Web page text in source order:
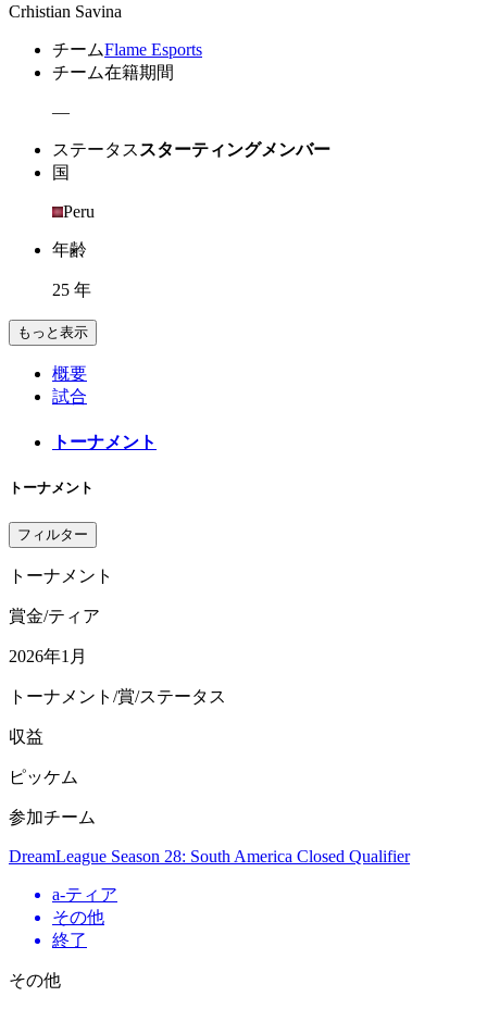
Crhistian Savina
チームFlame Esports
チーム在籍期間
—
ステータス スターティングメンバー
国
Peru
年齢
25 年
もっと表示
概要
試合
トーナメント
トーナメント
フィルター
トーナメント
賞金/ティア
2026年1月
トーナメント/賞/ステータス
収益
ピッケム
参加チーム
DreamLeague Season 28: South America Closed Qualifier
a-ティア
その他
終了
その他